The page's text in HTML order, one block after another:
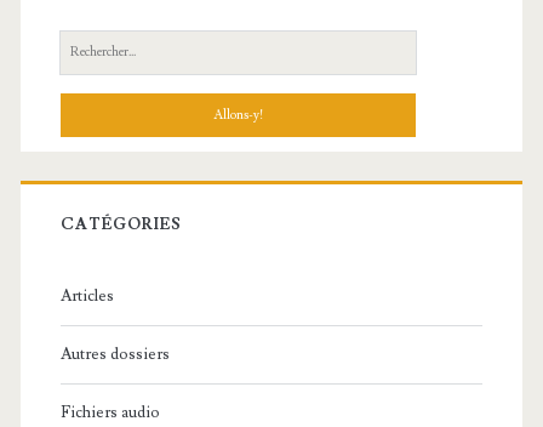
R
e
h
r
c
:
CATÉGORIES
Articles
Autres dossiers
Fichiers audio